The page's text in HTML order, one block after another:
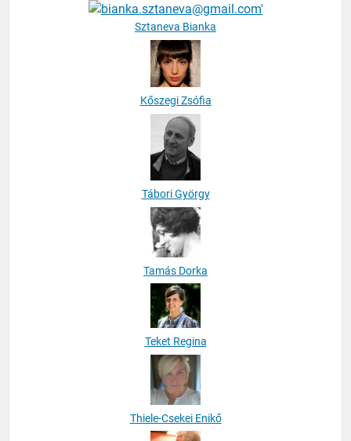
Kőszegi Zsófia
Tábori György
Tamás Dorka
Teket Regina
Thiele-Csekei Enikő